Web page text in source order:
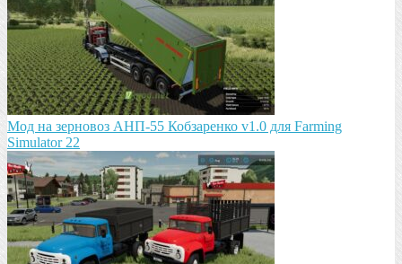
Мод на зeрновоз АНП-55 Кобзарeнко v1.0 для Farming
Simulator 22